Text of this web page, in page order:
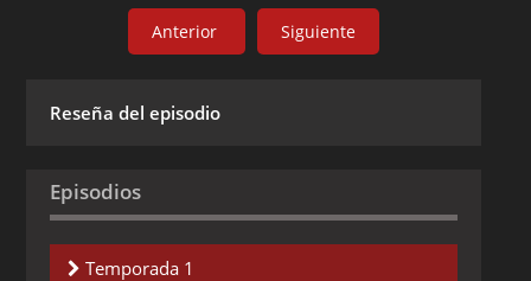
Anterior Siguiente
Reseña del episodio
Episodios
Temporada 1